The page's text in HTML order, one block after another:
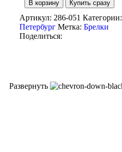
В корзину Купить сразу
Артикул: 286-051 Категории:
Петербург Метка: Брелки
Поделиться:
Развернуть